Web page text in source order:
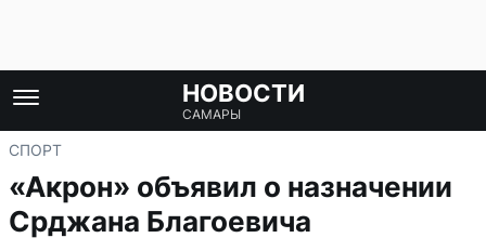
НОВОСТИ
САМАРЫ
СПОРТ
«Акрон» объявил о назначении
Срджана Благоевича